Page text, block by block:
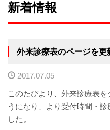
院長あいさつ
患者さまの権利
病院のあゆみ
新着情報
外来診療表のページを更
2017.07.05
このたびより、外来診療表
うになり、より受付時間・
した。